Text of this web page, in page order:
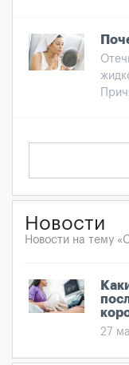
Новости
Новости на тему
27